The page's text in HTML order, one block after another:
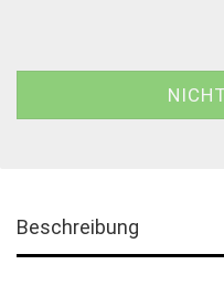
Beschreibung